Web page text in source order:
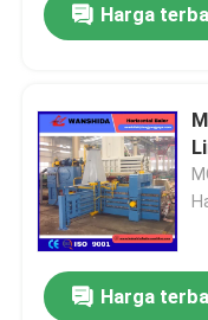
Harga
Harga